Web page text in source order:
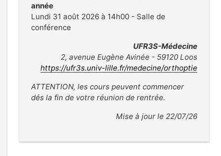
année
Lundi 31 août 2026 à 14h00 - Salle de
conférence
UFR3S-Médecine
2, avenue Eugène Avinée - 59120 Loos
https://ufr3s.univ-lille.fr/medecine/orthoptie
ATTENTION, les cours peuvent commencer
dés la fin de votre réunion de rentrée.
Mise à jour le 22/07/26